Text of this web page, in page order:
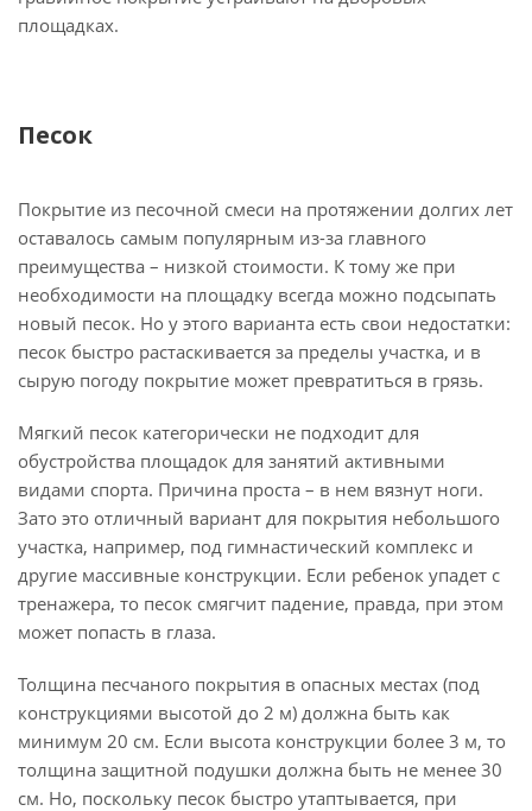
площадках.
Песок
Покрытие из песочной смеси на протяжении долгих лет
оставалось самым популярным из-за главного
преимущества – низкой стоимости. К тому же при
необходимости на площадку всегда можно подсыпать
новый песок. Но у этого варианта есть свои недостатки:
песок быстро растаскивается за пределы участка, и в
сырую погоду покрытие может превратиться в грязь.
Мягкий песок категорически не подходит для
обустройства площадок для занятий активными
видами спорта. Причина проста – в нем вязнут ноги.
Зато это отличный вариант для покрытия небольшого
участка, например, под гимнастический комплекс и
другие массивные конструкции. Если ребенок упадет с
тренажера, то песок смягчит падение, правда, при этом
может попасть в глаза.
Толщина песчаного покрытия в опасных местах (под
конструкциями высотой до 2 м) должна быть как
минимум 20 см. Если высота конструкции более 3 м, то
толщина защитной подушки должна быть не менее 30
см. Но, поскольку песок быстро утаптывается, при